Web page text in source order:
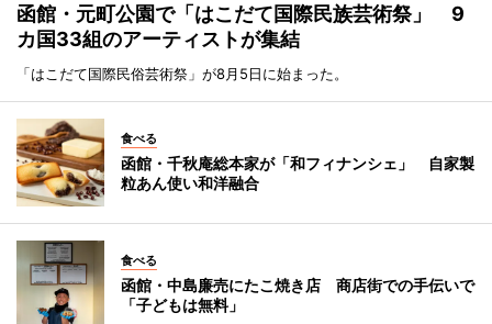
函館・元町公園で「はこだて国際民族芸術祭」 9
カ国33組のアーティストが集結
「はこだて国際民俗芸術祭」が8月5日に始まった。
食べる
函館・千秋庵総本家が「和フィナンシェ」 自家製
粒あん使い和洋融合
食べる
函館・中島廉売にたこ焼き店 商店街での手伝いで
「子どもは無料」